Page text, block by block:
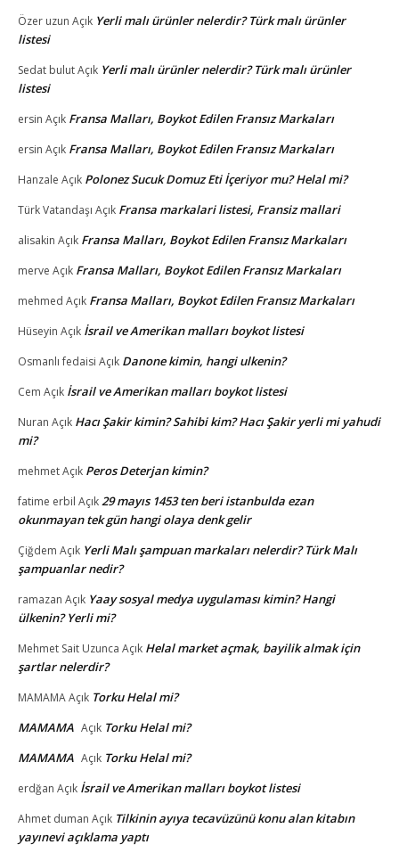
Özer uzun Açık Yerli malı ürünler nelerdir? Türk malı ürünler
listesi
Sedat bulutAçık Yerli malı ürünler nelerdir? Türk malı ürünler
listesi
ersin Açık Fransa Malları, Boykot Edilen Fransız Markaları
ersin Açık Fransa Malları, Boykot Edilen Fransız Markaları
Hanzale Açık Polonez Sucuk Domuz Eti İçeriyor mu? Helal mi?
Türk Vatandaşı Açık Fransa markalari listesi, Fransiz mallari
alisakin Açık Fransa Malları, Boykot Edilen Fransız Markaları
merve Açık Fransa Malları, Boykot Edilen Fransız Markaları
mehmed Açık Fransa Malları, Boykot Edilen Fransız Markaları
Hüseyin Açık İsrail ve Amerikan malları boykot listesi
Osmanlı fedaisi Açık Danone kimin, hangi ulkenin?
Cem Açık İsrail ve Amerikan malları boykot listesi
Nuran Açık Hacı Şakir kimin? Sahibi kim? Hacı Şakir yerli mi yahudi
mi?
mehmetAçık Peros Deterjan kimin?
fatime erbil Açık29 mayıs 1453 ten beri istanbulda ezan
okunmayan tek gün hangi olaya denk gelir
Çiğdem Açık Yerli Malı şampuan markaları nelerdir? Türk Malı
şampuanlar nedir?
ramazan Açık Yaay sosyal medya uygulaması kimin? Hangi
ülkenin? Yerli mi?
Mehmet Sait Uzunca Açık Helal market açmak, bayilik almak için
şartlar nelerdir?
MAMAMAAçık Torku Helal mi?
MAMAMA Açık Torku Helal mi?
MAMAMA Açık Torku Helal mi?
erdğan Açık İsrail ve Amerikan malları boykot listesi
Ahmet duman Açık Tilkinin ayıya tecavüzünü konu alan kitabın
yayınevi açıklama yaptı